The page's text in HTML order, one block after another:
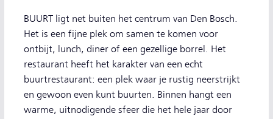
BUURT ligt net buiten het centrum van Den Bosch.
Het is een fijne plek om samen te komen voor
ontbijt, lunch, diner of een gezellige borrel. Het
restaurant heeft het karakter van een echt
buurtrestaurant: een plek waar je rustig neerstrijkt
en gewoon even kunt buurten. Binnen hangt een
warme, uitnodigende sfeer die het hele jaar door